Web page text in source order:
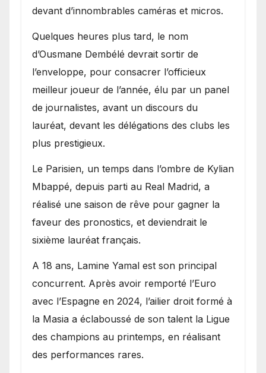
devant d’innombrables caméras et micros.
Quelques heures plus tard, le nom
d’Ousmane Dembélé devrait sortir de
l’enveloppe, pour consacrer l’officieux
meilleur joueur de l’année, élu par un panel
de journalistes, avant un discours du
lauréat, devant les délégations des clubs les
plus prestigieux.
Le Parisien, un temps dans l’ombre de Kylian
Mbappé, depuis parti au Real Madrid, a
réalisé une saison de rêve pour gagner la
faveur des pronostics, et deviendrait le
sixième lauréat français.
A 18 ans, Lamine Yamal est son principal
concurrent. Après avoir remporté l’Euro
avec l’Espagne en 2024, l’ailier droit formé à
la Masia a éclaboussé de son talent la Ligue
des champions au printemps, en réalisant
des performances rares.